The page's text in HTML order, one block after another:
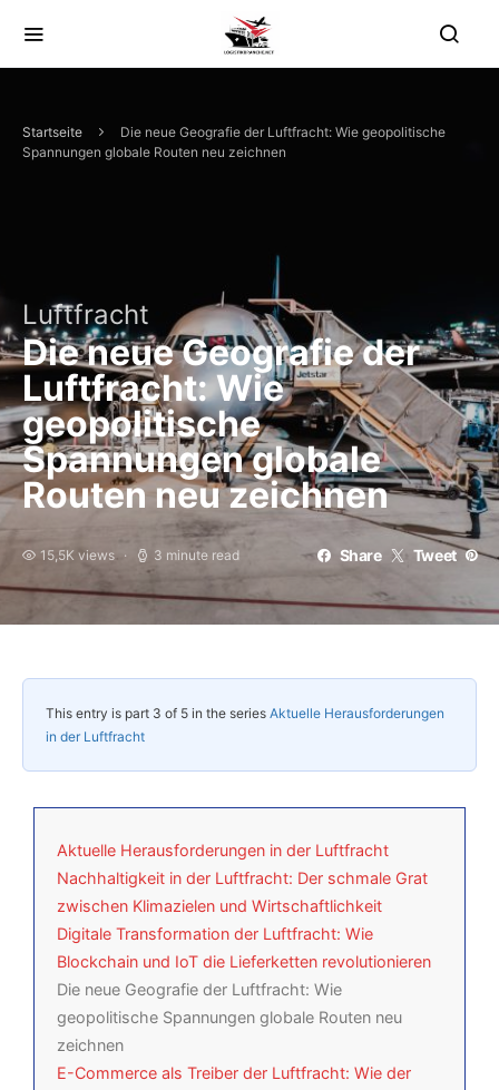
Startseite
Die neue Geografie der Luftfracht: Wie geopolitische
Spannungen globale Routen neu zeichnen
Luftfracht
Die neue Geografie der
Luftfracht: Wie
geopolitische
Spannungen globale
Routen neu zeichnen
15,5K views 3 minute read Share Tweet
This entry is part 3 of 5 in the series Aktuelle Herausforderungen
in der Luftfracht
Aktuelle Herausforderungen in der Luftfracht
Nachhaltigkeit in der Luftfracht: Der schmale Grat
zwischen Klimazielen und Wirtschaftlichkeit
Digitale Transformation der Luftfracht: Wie
Blockchain und IoT die Lieferketten revolutionieren
Die neue Geografie der Luftfracht: Wie
geopolitische Spannungen globale Routen neu
zeichnen
E-Commerce als Treiber der Luftfracht: Wie der